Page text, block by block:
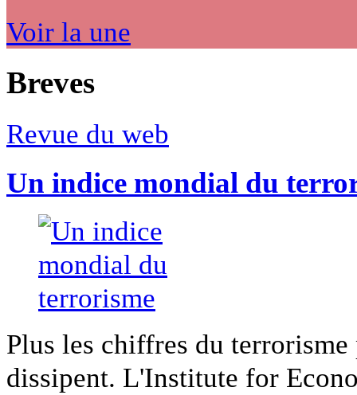
Voir la une
Breves
Revue du web
Un indice mondial du
Plus les chiffres du
dissipent. L'Institute for